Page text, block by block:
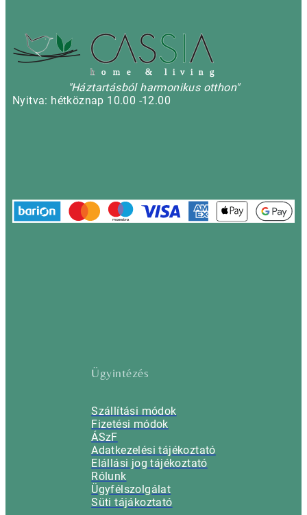
h o m e & l i v i n g
"Háztartásból harmonikus otthon"
Nyitva: hétköznap 10.00 -12.00
Ügyintézés
Szállítási módok
Fizetési módok
ÁSzF
Adatkezelési tájékoztató
Elállási jog tájékoztató
Rólunk
Ügyfélszolgálat
Süti tájákoztató